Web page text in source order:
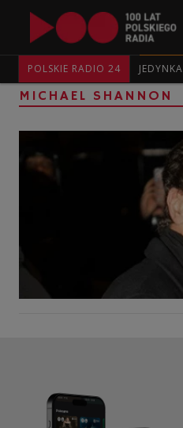
POLSKIE RADIO 24 JEDYNKA
MICHAEL SHANNON